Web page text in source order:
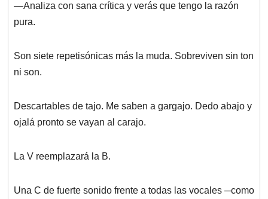
―Analiza con sana crítica y verás que tengo la razón
pura.
Son siete repetisónicas más la muda. Sobreviven sin ton
ni son.
Descartables de tajo. Me saben a gargajo. Dedo abajo y
ojalá pronto se vayan al carajo.
La V reemplazará la B.
Una C de fuerte sonido frente a todas las vocales ─como